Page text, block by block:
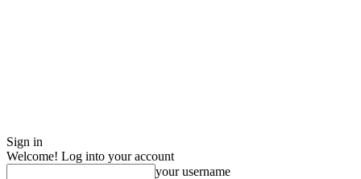
Sign in
Welcome! Log into your account
your username